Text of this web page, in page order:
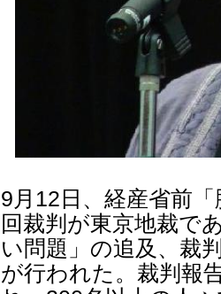
9月12日、経産省前
回裁判が東京地裁で
い問題」の追及、裁
が行われた。裁判報